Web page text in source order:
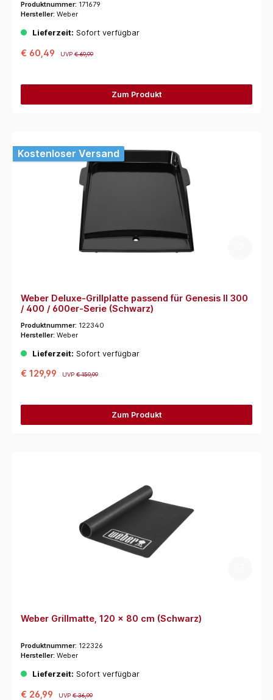
Produktnummer: 171679
Hersteller: Weber
Lieferzeit: Sofort verfügbar
€ 60,49 UVP€ 69,99
Zum Produkt
Kostenloser Versand
Weber Deluxe-Grillplatte passend für Genesis II 300
/ 400 / 600er-Serie (Schwarz)
Produktnummer: 122340
Hersteller: Weber
Lieferzeit: Sofort verfügbar
€ 129,99 UVP€ 159,99
Zum Produkt
Weber Grillmatte, 120 x 80 cm (Schwarz)
Produktnummer: 122326
Hersteller: Weber
Lieferzeit: Sofort verfügbar
€ 26,99 UVP€ 36,99